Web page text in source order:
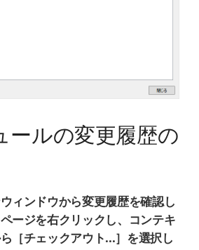
ールの変更履歴の
ィンドウから変更履歴を確認し
ージを右クリックし、コンテキ
［チェックアウト...］を選択し